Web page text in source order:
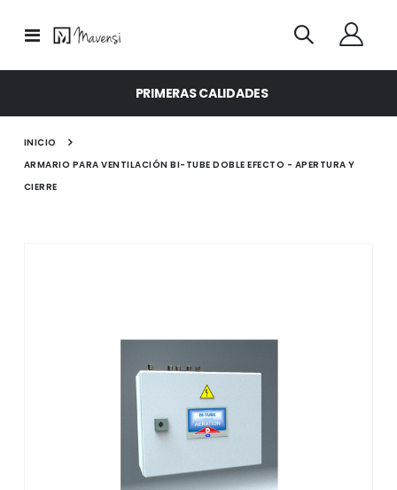
Toggle
PRIMERAS CALIDADES
INICIO
ARMARIO PARA VENTILACIÓN BI-TUBE DOBLE EFECTO - APERTURA Y
CIERRE